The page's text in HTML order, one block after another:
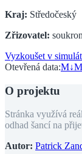
Kraj: Středočeský
Zřizovatel:
Vyzkoušet v
Otevřená data:M↓
O projektu
Stránka využívá
odhad šancí na
Autor: Patrick